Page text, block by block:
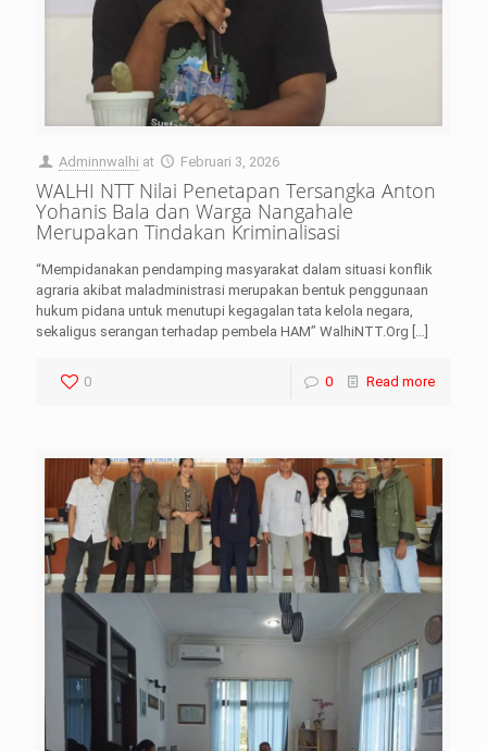
Adminnwalhi at Februari 3, 2026
WALHI NTT Nilai Penetapan Tersangka Anton
Yohanis Bala dan Warga Nangahale
Merupakan Tindakan Kriminalisasi
“Mempidanakan pendamping masyarakat dalam situasi konflik
agraria akibat maladministrasi merupakan bentuk penggunaan
hukum pidana untuk menutupi kegagalan tata kelola negara,
sekaligus serangan terhadap pembela HAM” WalhiNTT.Org
0 0 Read more